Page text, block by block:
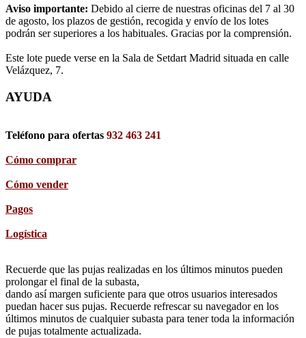
Aviso importante: Debido al cierre de nuestras oficinas del 7 al 30
de agosto, los plazos de gestión, recogida y envío de los lotes
podrán ser superiores a los habituales. Gracias por la comprensión.
Este lote puede verse en la Sala de Setdart Madrid situada en calle
Velázquez, 7.
AYUDA
Teléfono para ofertas 932 463 241
Cómo comprar
Cómo vender
Pagos
Logística
Recuerde que las pujas realizadas en los últimos minutos pueden
prolongar el final de la subasta,
dando así margen suficiente para que otros usuarios interesados
puedan hacer sus pujas. Recuerde refrescar su navegador en los
últimos minutos de cualquier subasta para tener toda la información
de pujas totalmente actualizada.